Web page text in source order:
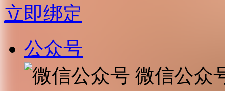
立即绑定
公众号
微信公众